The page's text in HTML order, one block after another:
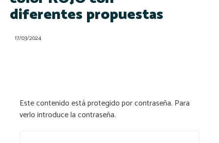
diferentes propuestas
17/03/2024
Este contenido está protegido por contraseña. Para
verlo introduce la contraseña.